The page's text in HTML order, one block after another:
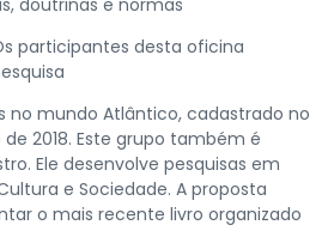
doutrinas e normas
participantes desta oficina
no mundo Atlântico, cadastrado no
2018. Este grupo também é
Ele desenvolve pesquisas em
e Sociedade. A proposta
o mais recente livro organizado